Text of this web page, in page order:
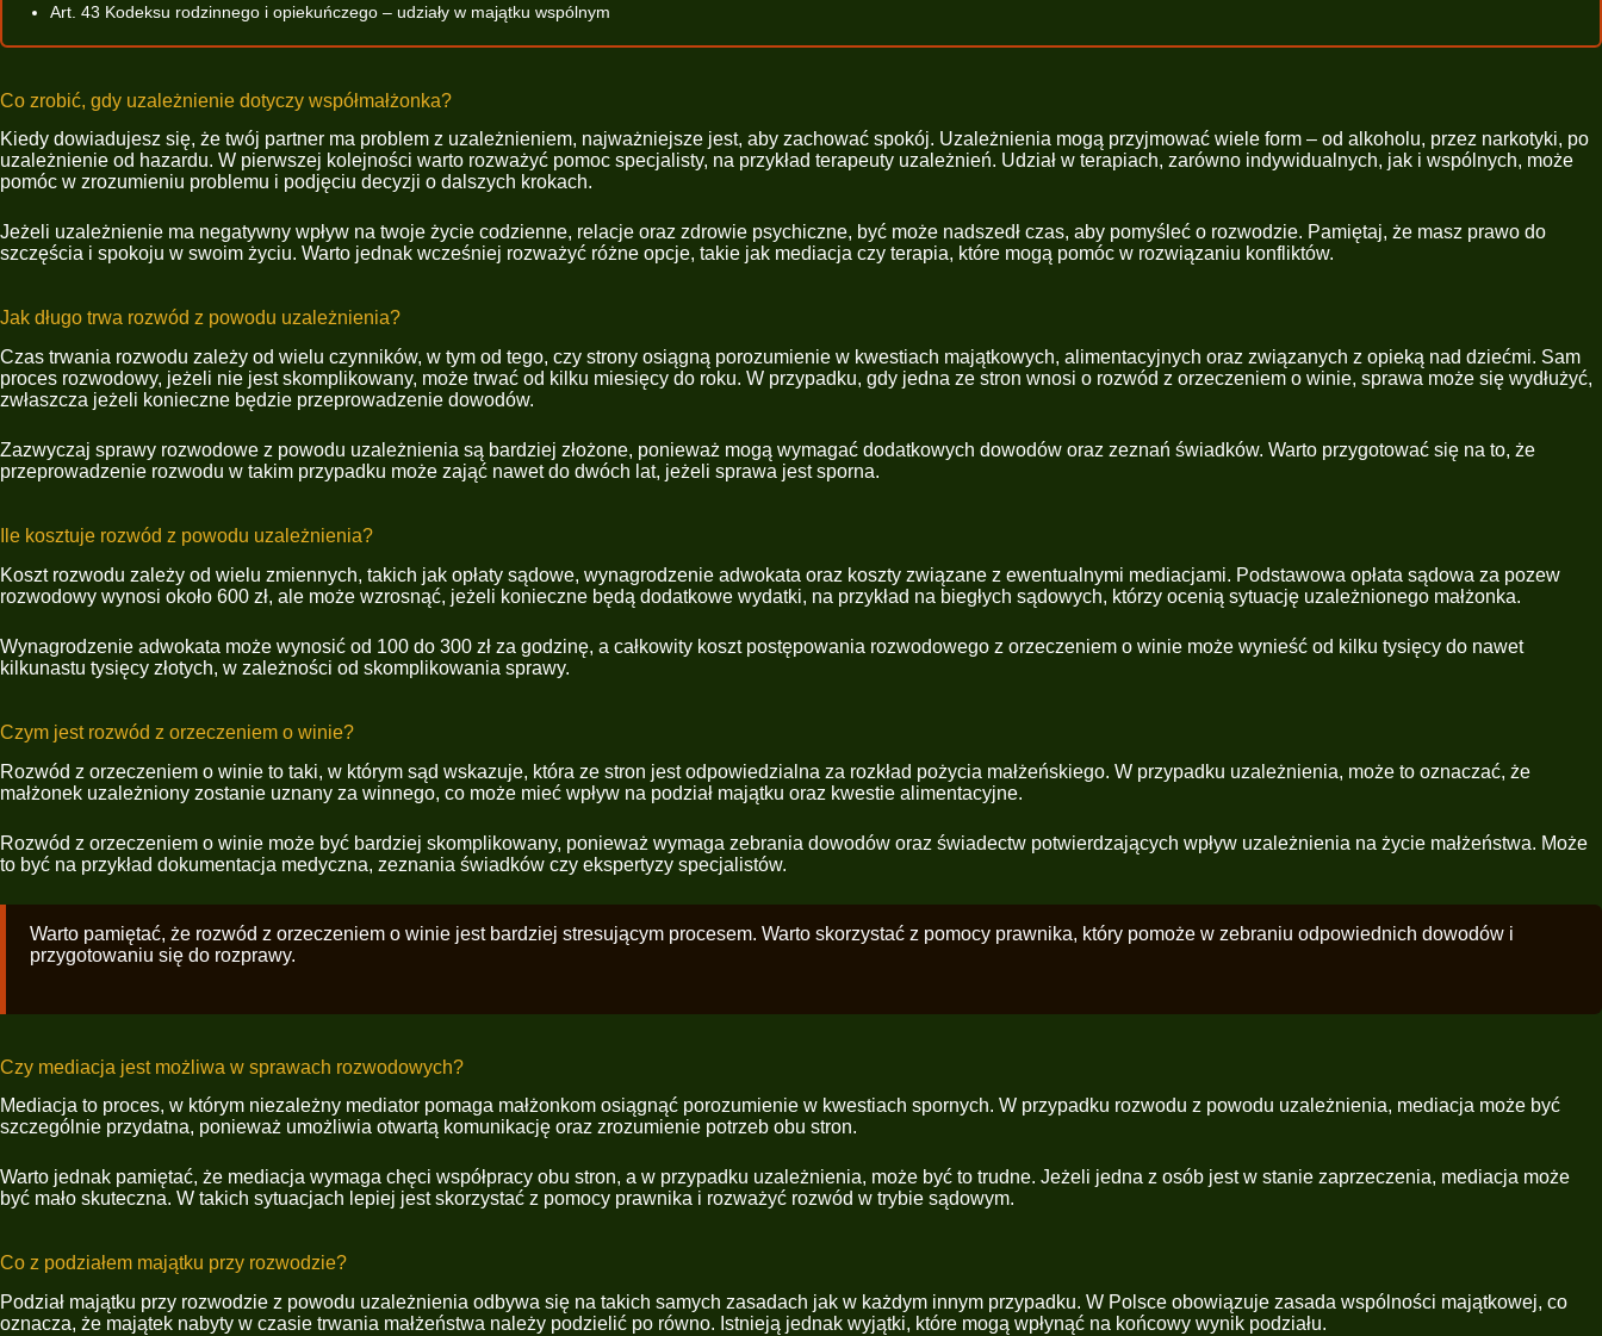
Art. 43 Kodeksu rodzinnego i opiekuńczego – udziały w majątku wspólnym
Co zrobić, gdy uzależnienie dotyczy współmałżonka?
Kiedy dowiadujesz się, że twój partner ma problem z uzależnieniem, najważniejsze jest, aby zachować spokój. Uzależnienia mogą przyjmować wiele form – od alkoholu, przez narkotyki, po
uzależnienie od hazardu. W pierwszej kolejności warto rozważyć pomoc specjalisty, na przykład terapeuty uzależnień. Udział w terapiach, zarówno indywidualnych, jak i wspólnych, może
pomóc w zrozumieniu problemu i podjęciu decyzji o dalszych krokach.
Jeżeli uzależnienie ma negatywny wpływ na twoje życie codzienne, relacje oraz zdrowie psychiczne, być może nadszedł czas, aby pomyśleć o rozwodzie. Pamiętaj, że masz prawo do
szczęścia i spokoju w swoim życiu. Warto jednak wcześniej rozważyć różne opcje, takie jak mediacja czy terapia, które mogą pomóc w rozwiązaniu konfliktów.
Jak długo trwa rozwód z powodu uzależnienia?
Czas trwania rozwodu zależy od wielu czynników, w tym od tego, czy strony osiągną porozumienie w kwestiach majątkowych, alimentacyjnych oraz związanych z opieką nad dziećmi. Sam
proces rozwodowy, jeżeli nie jest skomplikowany, może trwać od kilku miesięcy do roku. W przypadku, gdy jedna ze stron wnosi o rozwód z orzeczeniem o winie, sprawa może się wydłużyć,
zwłaszcza jeżeli konieczne będzie przeprowadzenie dowodów.
Zazwyczaj sprawy rozwodowe z powodu uzależnienia są bardziej złożone, ponieważ mogą wymagać dodatkowych dowodów oraz zeznań świadków. Warto przygotować się na to, że
przeprowadzenie rozwodu w takim przypadku może zająć nawet do dwóch lat, jeżeli sprawa jest sporna.
Ile kosztuje rozwód z powodu uzależnienia?
Koszt rozwodu zależy od wielu zmiennych, takich jak opłaty sądowe, wynagrodzenie adwokata oraz koszty związane z ewentualnymi mediacjami. Podstawowa opłata sądowa za pozew
rozwodowy wynosi około 600 zł, ale może wzrosnąć, jeżeli konieczne będą dodatkowe wydatki, na przykład na biegłych sądowych, którzy ocenią sytuację uzależnionego małżonka.
Wynagrodzenie adwokata może wynosić od 100 do 300 zł za godzinę, a całkowity koszt postępowania rozwodowego z orzeczeniem o winie może wynieść od kilku tysięcy do nawet
kilkunastu tysięcy złotych, w zależności od skomplikowania sprawy.
Czym jest rozwód z orzeczeniem o winie?
Rozwód z orzeczeniem o winie to taki, w którym sąd wskazuje, która ze stron jest odpowiedzialna za rozkład pożycia małżeńskiego. W przypadku uzależnienia, może to oznaczać, że
małżonek uzależniony zostanie uznany za winnego, co może mieć wpływ na podział majątku oraz kwestie alimentacyjne.
Rozwód z orzeczeniem o winie może być bardziej skomplikowany, ponieważ wymaga zebrania dowodów oraz świadectw potwierdzających wpływ uzależnienia na życie małżeństwa. Może
to być na przykład dokumentacja medyczna, zeznania świadków czy ekspertyzy specjalistów.
Warto pamiętać, że rozwód z orzeczeniem o winie jest bardziej stresującym procesem. Warto skorzystać z pomocy prawnika, który pomoże w zebraniu odpowiednich dowodów i
przygotowaniu się do rozprawy.
Czy mediacja jest możliwa w sprawach rozwodowych?
Mediacja to proces, w którym niezależny mediator pomaga małżonkom osiągnąć porozumienie w kwestiach spornych. W przypadku rozwodu z powodu uzależnienia, mediacja może być
szczególnie przydatna, ponieważ umożliwia otwartą komunikację oraz zrozumienie potrzeb obu stron.
Warto jednak pamiętać, że mediacja wymaga chęci współpracy obu stron, a w przypadku uzależnienia, może być to trudne. Jeżeli jedna z osób jest w stanie zaprzeczenia, mediacja może
być mało skuteczna. W takich sytuacjach lepiej jest skorzystać z pomocy prawnika i rozważyć rozwód w trybie sądowym.
Co z podziałem majątku przy rozwodzie?
Podział majątku przy rozwodzie z powodu uzależnienia odbywa się na takich samych zasadach jak w każdym innym przypadku. W Polsce obowiązuje zasada wspólności majątkowej, co
oznacza, że majątek nabyty w czasie trwania małżeństwa należy podzielić po równo. Istnieją jednak wyjątki, które mogą wpłynąć na końcowy wynik podziału.